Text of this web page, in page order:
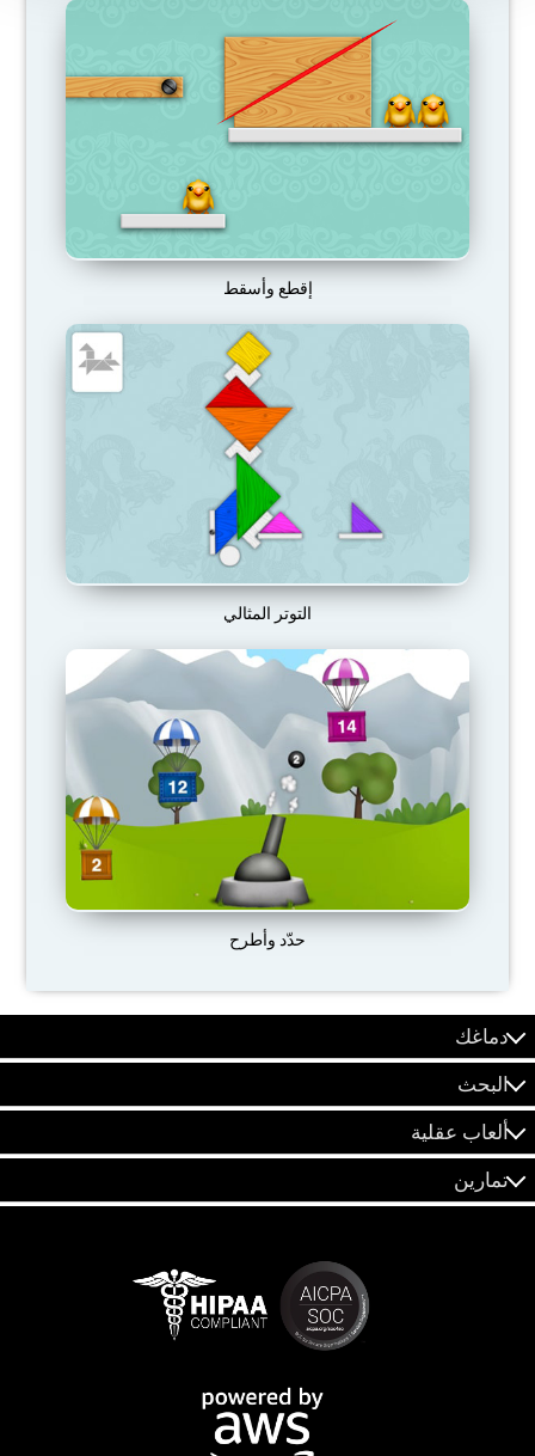
إقطع وأسقط
التوتر المثالي
حدّد وأطرح
دماغك
البحث
ألعاب عقلية
تمارين